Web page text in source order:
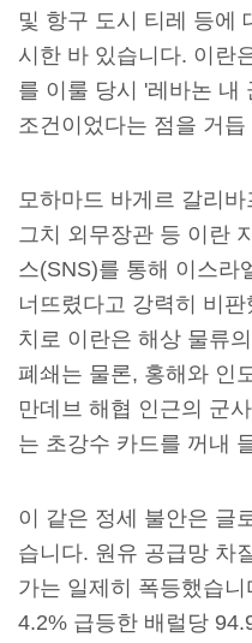
및 항구 도시 티레 등에
시한 바 있습니다. 이란
를 이룰 당시 '레바논 내
조건이었다는 점을 거
모하마드 바게르 갈리
그치 외무장관 등 이란
스(SNS)를 통해 이스라
너뜨렸다고 강력히 비
치로 이란은 해상 물류
폐쇄는 물론, 홍해와 인
만데브 해협 인근의 군
는 초강수 카드를 꺼내
이 같은 정세 불안은 글
습니다. 원유 공급망 차
가는 일제히 폭등했습
4.2% 급등한 배럴당